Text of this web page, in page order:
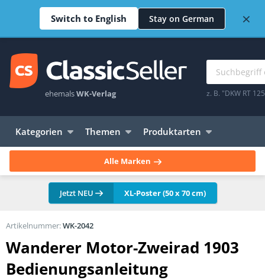
Switch to English Stay on German ×
ehemalsWK-Verlag z. B. "DKW RT
Kategorien Themen Produktarten
Alle Marken
Jetzt NEU XL-Poster (50 x 70 cm)
Wanderer Motor-Zweirad 1903
Bedienungsanleitung
Artikelnummer:WK-2042